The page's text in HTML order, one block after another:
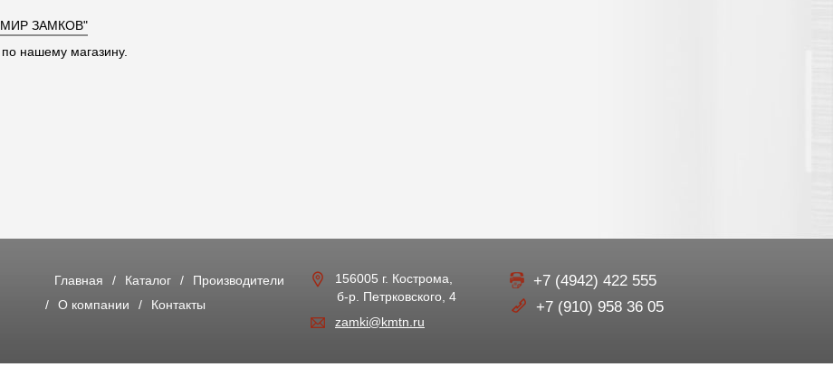
ЗАМКОВ"
нашему магазину.
Главная Каталог
Производители
О компании
Контакты
156005 г. Кострома,
б-р. Петрковского, 4
zamki@kmtn.ru
+7 (4942) 422 555
+7 (910) 958 36 05